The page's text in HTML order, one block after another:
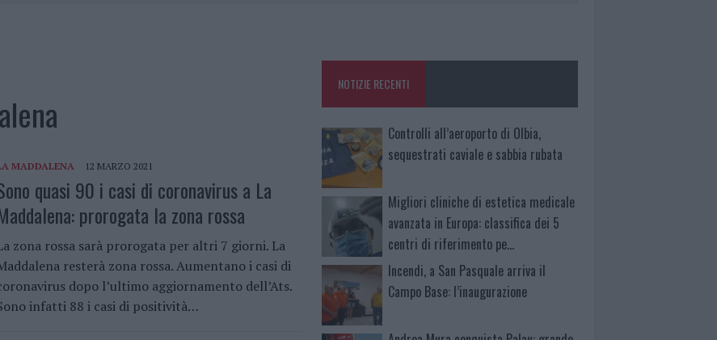
SEQUESTRATI CAVIALE E SABBIA RUBATA
MADDALENA 12 MARZO 2021
quasi 90 i casi di coronavirus a La
prorogata la zona rossa
zona rossa sarà prorogata per altri 7 giorni. La
resterà zona rossa. Aumentano i casi di
dopo l’ultimo aggiornamento dell’Ats.
infatti 88 i casi di positività…
NOTIZIE RECENTI
Controlli all’aeroporto di Olbia,
sequestrati caviale e sabbia rubata
Migliori cliniche di estetica medicale
avanzata in Europa: classifica dei 5
centri di riferimento pe…
Incendi, a San Pasquale arriva il
Campo Base: l’inaugurazione